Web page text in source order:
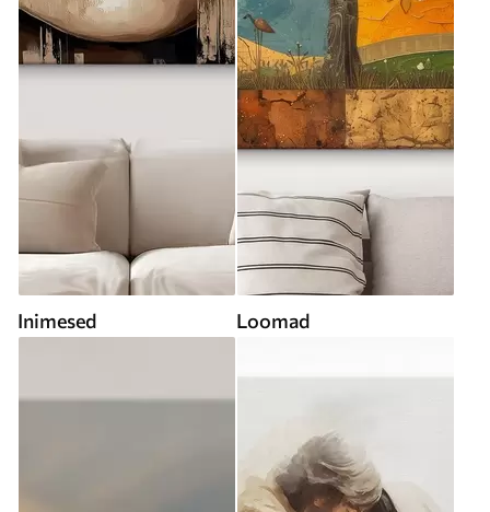
Inimesed Loomad